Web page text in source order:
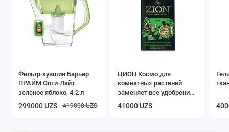
Фильтр-кувшин Барьер
ПРАЙМ Опти-Лайт
зеленое яблоко, 4.2 л
299000 UZS 419000 UZS
ЦИОН Космо для
комнатных растений
заменяет все удобрения,
41000 UZS